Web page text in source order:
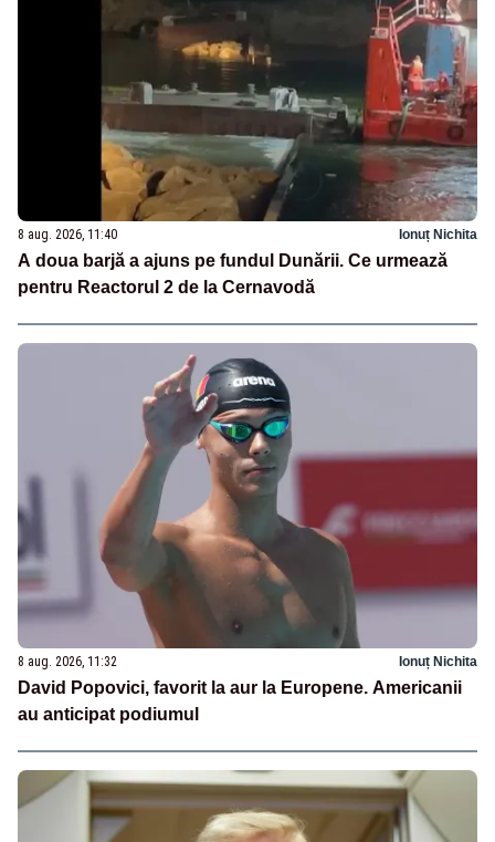
8 aug. 2026, 11:40 Ionuț Nichita
A doua barjă a ajuns pe fundul Dunării. Ce urmează
pentru Reactorul 2 de la Cernavodă
8 aug. 2026, 11:32 Ionuț Nichita
David Popovici, favorit la aur la Europene. Americanii
au anticipat podiumul